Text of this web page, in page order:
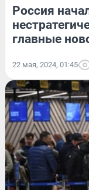
Россия
главные
22 мая, 2024, 01:45